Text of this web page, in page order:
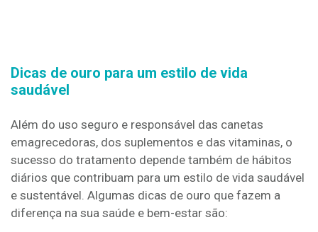
Dicas de ouro para um estilo de vida
saudável
Além do uso seguro e responsável das canetas
emagrecedoras, dos suplementos e das vitaminas, o
sucesso do tratamento depende também de hábitos
diários que contribuam para um estilo de vida saudável
e sustentável. Algumas dicas de ouro que fazem a
diferença na sua saúde e bem-estar são: